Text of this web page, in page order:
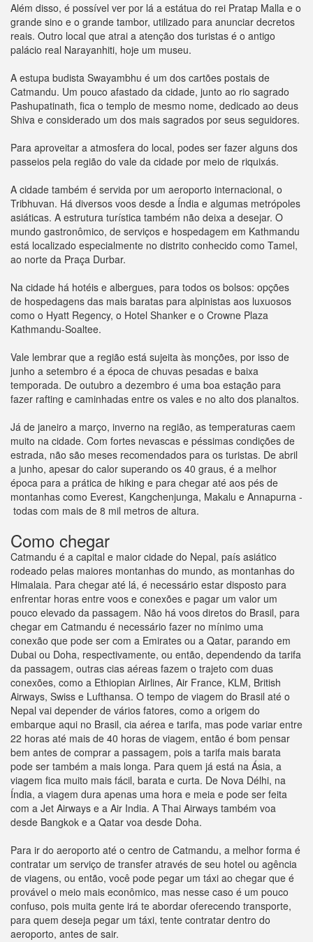
Além disso, é possível ver por lá a estátua do rei Pratap Malla e o
grande sino e o grande tambor, utilizado para anunciar decretos
reais. Outro local que atrai a atenção dos turistas é o antigo
palácio real Narayanhiti, hoje um museu.
A estupa budista Swayambhu é um dos cartões postais de
Catmandu. Um pouco afastado da cidade, junto ao rio sagrado
Pashupatinath, fica o templo de mesmo nome, dedicado ao deus
Shiva e considerado um dos mais sagrados por seus seguidores.
Para aproveitar a atmosfera do local, podes ser fazer alguns dos
passeios pela região do vale da cidade por meio de riquixás.
A cidade também é servida por um aeroporto internacional, o
Tribhuvan. Há diversos voos desde a Índia e algumas metrópoles
asiáticas. A estrutura turística também não deixa a desejar. O
mundo gastronômico, de serviços e hospedagem em Kathmandu
está localizado especialmente no distrito conhecido como Tamel,
ao norte da Praça Durbar.
Na cidade há hotéis e albergues, para todos os bolsos: opções
de hospedagens das mais baratas para alpinistas aos luxuosos
como o Hyatt Regency, o Hotel Shanker e o Crowne Plaza
Kathmandu-Soaltee.
Vale lembrar que a região está sujeita às monções, por isso de
junho a setembro é a época de chuvas pesadas e baixa
temporada. De outubro a dezembro é uma boa estação para
fazer rafting e caminhadas entre os vales e no alto dos planaltos.
Já de janeiro a março, inverno na região, as temperaturas caem
muito na cidade. Com fortes nevascas e péssimas condições de
estrada, não são meses recomendados para os turistas. De abril
a junho, apesar do calor superando os 40 graus, é a melhor
época para a prática de hiking e para chegar até aos pés de
montanhas como Everest, Kangchenjunga, Makalu e Annapurna -
todas com mais de 8 mil metros de altura.
Como chegar
Catmandu é a capital e maior cidade do Nepal, país asiático
rodeado pelas maiores montanhas do mundo, as montanhas do
Himalaia. Para chegar até lá, é necessário estar disposto para
enfrentar horas entre voos e conexões e pagar um valor um
pouco elevado da passagem. Não há voos diretos do Brasil, para
chegar em Catmandu é necessário fazer no mínimo uma
conexão que pode ser com a Emirates ou a Qatar, parando em
Dubai ou Doha, respectivamente, ou então, dependendo da tarifa
da passagem, outras cias aéreas fazem o trajeto com duas
conexões, como a Ethiopian Airlines, Air France, KLM, British
Airways, Swiss e Lufthansa. O tempo de viagem do Brasil até o
Nepal vai depender de vários fatores, como a origem do
embarque aqui no Brasil, cia aérea e tarifa, mas pode variar entre
22 horas até mais de 40 horas de viagem, então é bom pensar
bem antes de comprar a passagem, pois a tarifa mais barata
pode ser também a mais longa. Para quem já está na Ásia, a
viagem fica muito mais fácil, barata e curta. De Nova Délhi, na
Índia, a viagem dura apenas uma hora e meia e pode ser feita
com a Jet Airways e a Air India. A Thai Airways também voa
desde Bangkok e a Qatar voa desde Doha.
Para ir do aeroporto até o centro de Catmandu, a melhor forma é
contratar um serviço de transfer através de seu hotel ou agência
de viagens, ou então, você pode pegar um táxi ao chegar que é
provável o meio mais econômico, mas nesse caso é um pouco
confuso, pois muita gente irá te abordar oferecendo transporte,
para quem deseja pegar um táxi, tente contratar dentro do
aeroporto, antes de sair.